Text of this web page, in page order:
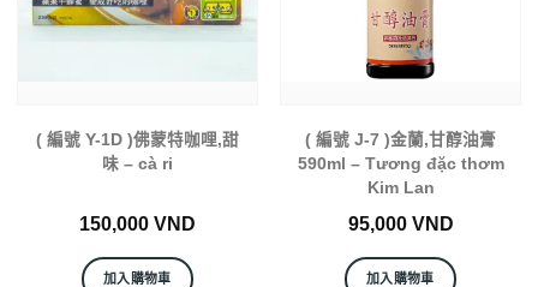
( 編號 Y-1D )佛蒙特咖哩,甜
味 – cà ri
150,000 VND
加入購物車
( 編號 J-7 )金蘭,甘醇油膏
590ml – Tương đặc thơm
Kim Lan
95,000 VND
加入購物車